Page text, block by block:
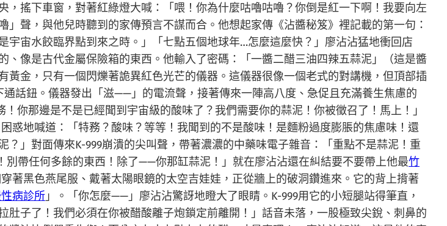
搖下車窗，對著紅綠燈大喊：「喂！你為什麼咕嚕咕嚕？你倒是紅一下啊！我要向左
聲，與他兒時聽到的家傳預言不謀而合。他想起家傳《沾醬秘笈》裡記載的第一句：
宇宙水餃臨界點到來之時。」「七點五個地球年…怎麼這麼快？」廖沾沾猛地衝回店
像是古代金屬保險箱的東西。他輸入了密碼：「一醬二醋三油四辣五蒜泥」（這是醬
金，只有一個閃爍著詭異紅色光芒的儀器。這儀器很像一個老式的對講機，但頂部插
話鈕。儀器發出「滋——」的電流聲，接著傳來一陣高八度、急促且充滿養生焦慮的
你那邊是不是已經聞到宇宙級的酸味了？我們需要你的蒜泥！你被徵召了！馬上！」
惑地喊道：「特務？酸味？等等！我聞到的不是酸味！是麵粉過度膨脹的焦慮味！還
」對面傳來K-999崩潰的尖叫聲，帶著濃濃的中藥味電子雜音：「重點不是蒜泥！重
帶任何多餘的東西！除了——你那缸蒜泥！」就在廖沾沾還在糾結要不要帶上他最竹
著黑色燕尾服、戴著太陽眼鏡的太空吉娃娃，正從牆上的破洞鑽進來。它的背上揹著
病診所 」。「你怎麼——」廖沾沾驚訝地瞪大了眼睛。K-999用它的小短腿站得筆直，
子了！我們必須在你被醋酸離子炮鎖定前離開！」話音未落，一股極致尖銳、刺鼻的